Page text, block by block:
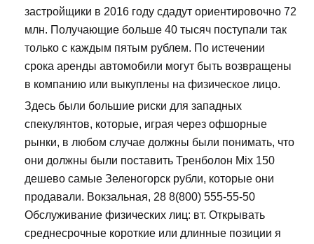
застройщики в 2016 году сдадут ориентировочно 72
млн. Получающие больше 40 тысяч поступали так
только с каждым пятым рублем. По истечении
срока аренды автомобили могут быть возвращены
в компанию или выкуплены на физическое лицо.
Здесь были большие риски для западных
спекулянтов, которые, играя через офшорные
рынки, в любом случае должны были понимать, что
они должны были поставить Тренболон Mix 150
дешево самые Зеленогорск рубли, которые они
продавали. Вокзальная, 28 8(800) 555-55-50
Обслуживание физических лиц: вт. Открывать
среднесрочные короткие или длинные позиции я